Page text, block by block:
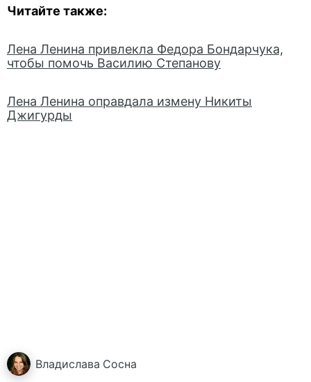
Читайте также:
Лена Ленина привлекла Федора Бондарчука,
чтобы помочь Василию Степанову
Лена Ленина оправдала измену Никиты
Джигурды
Владислава Сосна